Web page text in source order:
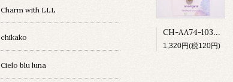
CH-AA74-103 ベルフラワー
1,320円(税120円)
Charm with LLL
chikako
Cielo blu luna